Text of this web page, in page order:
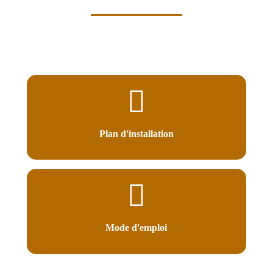
Plan d'installation
Mode d'emploi